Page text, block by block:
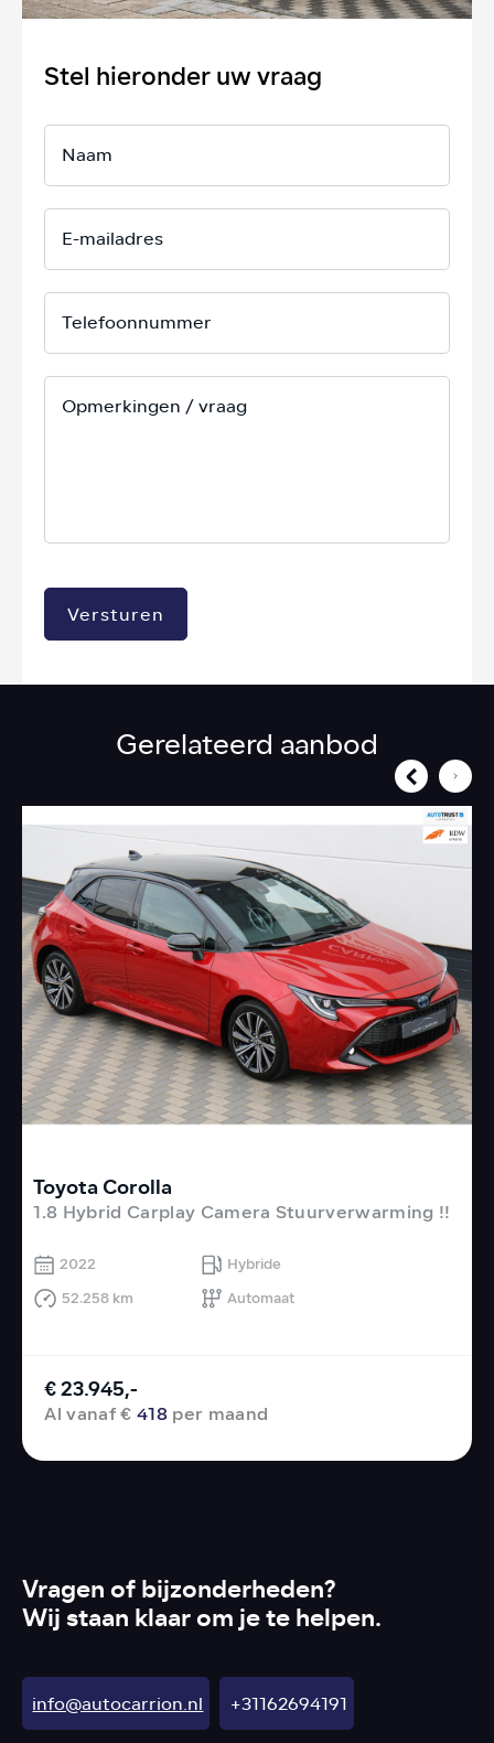
Stel hieronder uw vraag
Versturen
Gerelateerd aanbod
Toyota Corolla
1.8 Hybrid Carplay Camera Stuurverwarming !!
2022
Hybride
52.258 km
Automaat
€ 23.945,-
Al vanaf €418 per maand
Vragen of bijzonderheden?
Wij staan klaar om je te helpen.
info@autocarrion.nl +31162694191